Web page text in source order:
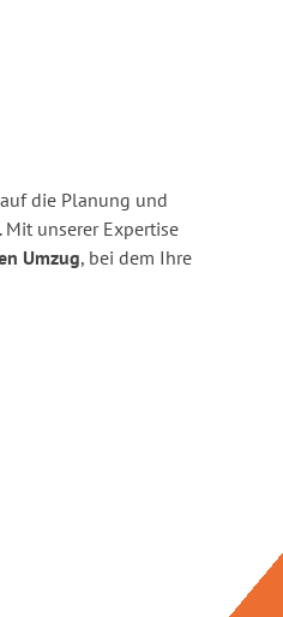
die Planung und
unserer Expertise
Umzug, bei dem Ihre